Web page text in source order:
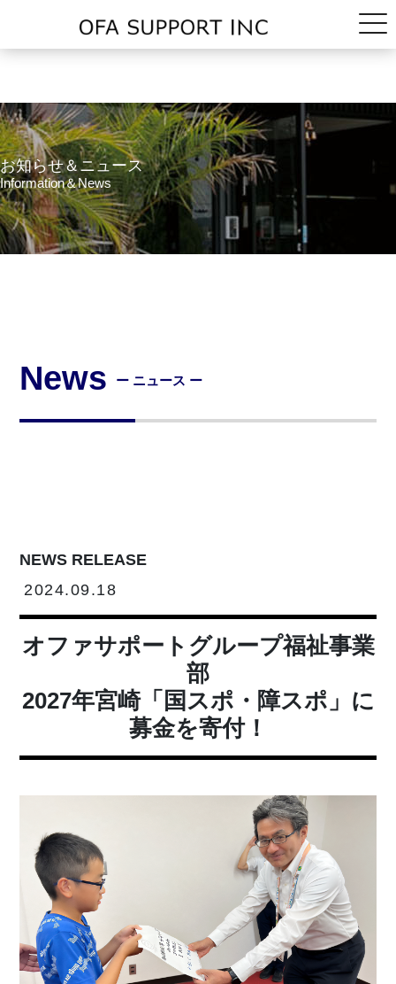
お知らせ＆ニュース
Information＆News
News ー ニュース ー
NEWS RELEASE
2024.09.18
オファサポートグループ福祉事業
部
2027年宮崎「国スポ・障スポ」に
募金を寄付！